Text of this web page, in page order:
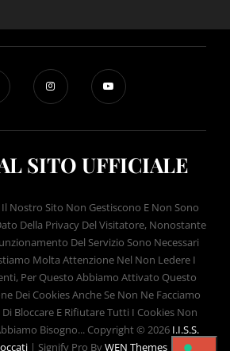
SITO UFFICIALE
Nostro Sito Non Gestiscono E Non Sono
Della Privacy Del Visitatore, Nonostante
Del Servizio Sono Necessari
Molta Attenzione Nel Non Ledere I
Per Questo Abbiamo Attivato Questo
Dei Cookies Anche Se Non Ne Facciamo
Bloccare E Rifiutare Tutti I Cookies Non
Bisogno... Copyright © 2026 I.I.S.S.
| Signify Pro ByWEN Themes